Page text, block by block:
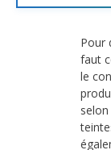
Pour
faut
le